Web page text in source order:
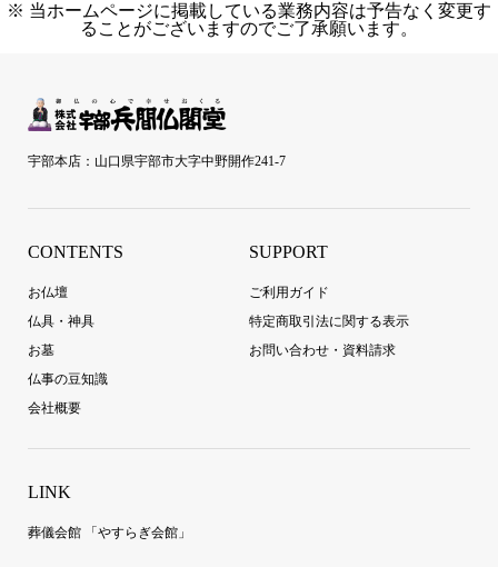
※ 当ホームページに掲載している業務内容は予告なく変更す
ることがございますのでご了承願います。
宇部本店：山口県宇部市大字中野開作241-7
CONTENTS
お仏壇
仏具・神具
お墓
仏事の豆知識
会社概要
SUPPORT
ご利用ガイド
特定商取引法に関する表示
お問い合わせ・資料請求
LINK
葬儀会館 「やすらぎ会館」